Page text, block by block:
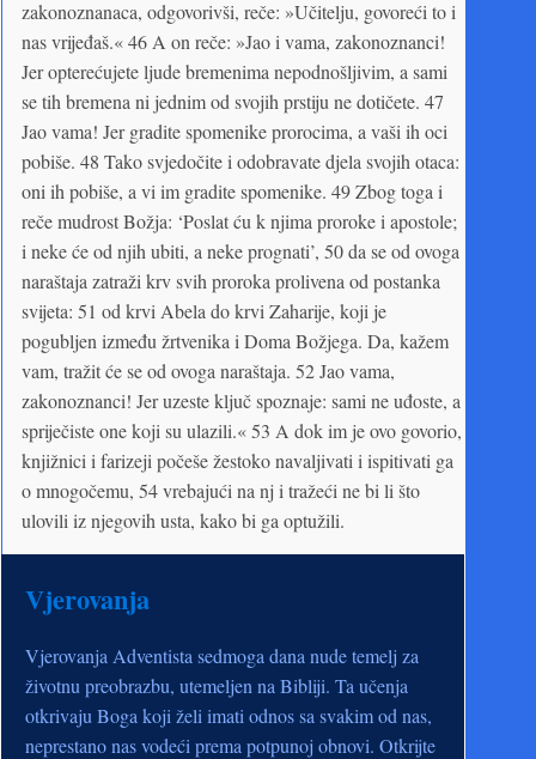
zakonoznanaca, odgovorivši, reče: »Učitelju, govoreći to i
nas vrijeđaš.« 46 A on reče: »Jao i vama, zakonoznanci!
Jer opterećujete ljude bremenima nepodnošljivim, a sami
se tih bremena ni jednim od svojih prstiju ne dotičete. 47
Jao vama! Jer gradite spomenike prorocima, a vaši ih oci
pobiše. 48 Tako svjedočite i odobravate djela svojih otaca:
oni ih pobiše, a vi im gradite spomenike. 49 Zbog toga i
reče mudrost Božja: ‘Poslat ću k njima proroke i apostole;
i neke će od njih ubiti, a neke prognati’, 50 da se od ovoga
naraštaja zatraži krv svih proroka prolivena od postanka
svijeta: 51 od krvi Abela do krvi Zaharije, koji je
pogubljen između žrtvenika i Doma Božjega. Da, kažem
vam, tražit će se od ovoga naraštaja. 52 Jao vama,
zakonoznanci! Jer uzeste ključ spoznaje: sami ne uđoste, a
spriječiste one koji su ulazili.« 53 A dok im je ovo govorio,
knjižnici i farizeji počeše žestoko navaljivati i ispitivati ga
o mnogočemu, 54 vrebajući na nj i tražeći ne bi li što
ulovili iz njegovih usta, kako bi ga optužili.
Vjerovanja
Vjerovanja Adventista sedmoga dana nude temelj za
životnu preobrazbu, utemeljen na Bibliji. Ta učenja
otkrivaju Boga koji želi imati odnos sa svakim od nas,
neprestano nas vodeći prema potpunoj obnovi. Otkrijte